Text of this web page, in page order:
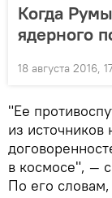
Когда
ядерного
18 августа 2016,
"Ее
из
в космосе", —
По его